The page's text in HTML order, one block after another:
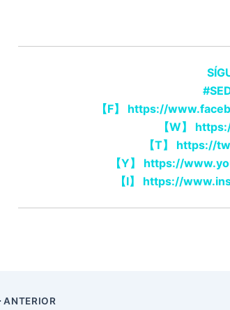
【F】
https://
【W】
【T】
https://
【Y】
https://
【I】 https://
ANTERIOR